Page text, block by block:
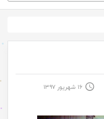
۱۶ شهریور ۱۳۹۷